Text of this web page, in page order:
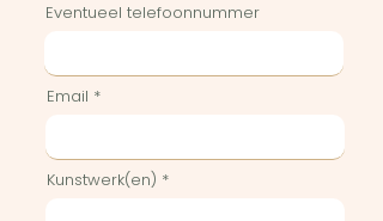
Eventueel telefoonnummer
Email
Kunstwerk(en)